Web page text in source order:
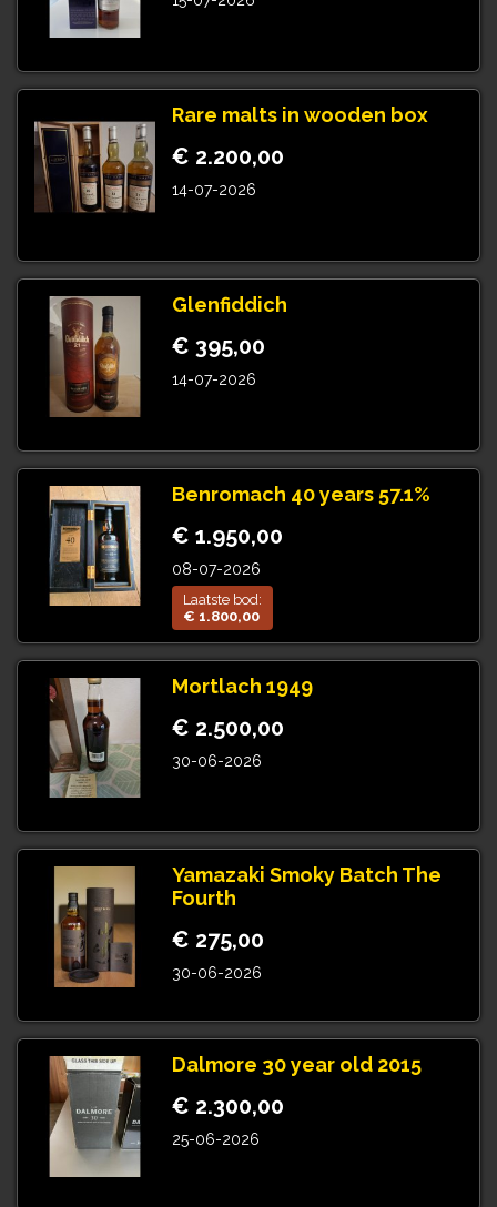
Rare malts in wooden box
€ 2.200,00
14-07-2026
Glenfiddich
€ 395,00
14-07-2026
Benromach 40 years 57.1%
€ 1.950,00
08-07-2026
Laatste bod:
€ 1.800,00
Mortlach 1949
€ 2.500,00
30-06-2026
Yamazaki Smoky Batch The
Fourth
€ 275,00
30-06-2026
Dalmore 30 year old 2015
€ 2.300,00
25-06-2026